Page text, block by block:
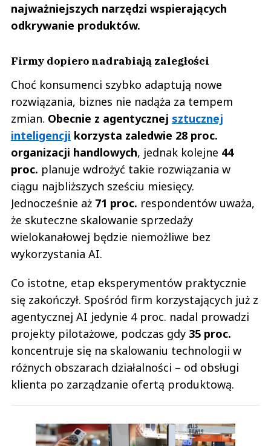
najważniejszych narzędzi wspierających
odkrywanie produktów.
Firmy dopiero nadrabiają zaległości
Choć konsumenci szybko adaptują nowe
rozwiązania, biznes nie nadąża za tempem
zmian. Obecnie z agentycznej sztucznej
inteligencji korzysta zaledwie 28 proc.
organizacji handlowych, jednak kolejne 44
proc. planuje wdrożyć takie rozwiązania w
ciągu najbliższych sześciu miesięcy.
Jednocześnie aż 71 proc. respondentów uważa,
że skuteczne skalowanie sprzedaży
wielokanałowej będzie niemożliwe bez
wykorzystania AI.
Co istotne, etap eksperymentów praktycznie
się zakończył. Spośród firm korzystających już z
agentycznej AI jedynie 4 proc. nadal prowadzi
projekty pilotażowe, podczas gdy 35 proc.
koncentruje się na skalowaniu technologii w
różnych obszarach działalności – od obsługi
klienta po zarządzanie ofertą produktową.